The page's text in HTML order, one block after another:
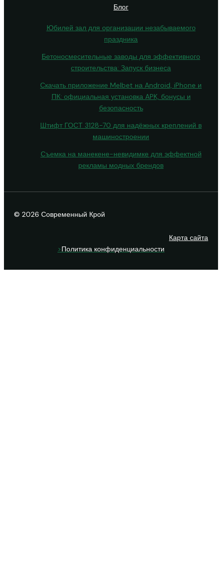
Блог
Юбилей зал для организации незабываемого
праздника
Бетоносмесительные заводы для эффективного
строительства: Запуск бизнеса
Скачать приложение Melbet на Android, iPhone и
ПК: официальная установка APK, бонусы и
безопасность
Штифт ГОСТ 3128-70 для надёжных креплений в
машиностроении
Съемка на манекене-невидимке для эффектной
рекламы модных брендов
© 2026 Современный Крой
Карта сайта
>Политика конфиденциальности